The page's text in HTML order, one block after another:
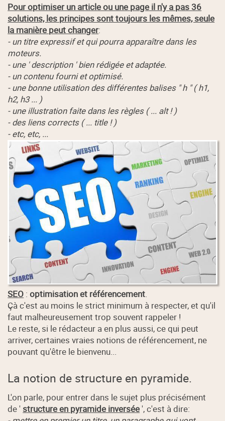
Pour optimiser un article ou une page il n'y a pas 36
solutions, les principes sont toujours les mêmes, seule
la manière peut changer:
- un titre expressif et qui pourra apparaître dans les
moteurs.
- une ' description ' bien rédigée et adaptée.
- un contenu fourni et optimisé.
- une bonne utilisation des différentes balises " h " ( h1,
h2, h3 ... )
- une illustration faite dans les règles ( ... alt ! )
- des liens corrects ( ... title ! )
- etc, etc, ...
SEO :optimisation et référencement.
Çà c'est au moins le strict minimum à respecter, et qu'il
faut malheureusement trop souvent rappeler !
Le reste, si le rédacteur a en plus aussi, ce qui peut
arriver, certaines vraies notions de référencement, ne
pouvant qu'être le bienvenu...
La notion de structure en pyramide.
L'on parle, pour entrer dans le sujet plus précisément
de ' structure en pyramide inversée', c'est à dire: